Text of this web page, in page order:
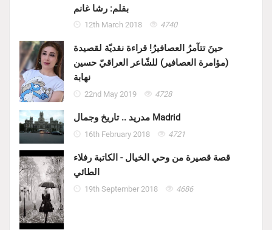
بقلم: رشا غانم
12th March 2018 4740
حينَ تتآمرُ العصافيرُ! قراءة نقديّة لقصيدة
(مؤامرة العصافير) للشّاعر العراقيّ حسين
نهابة
22nd May 2019 4728
مدريد .. تاريخ وجمال Madrid
16th February 2018 4721
قصة قصيرة من وحي الخيال - الكاتبة رفلاء
الطائي
19th September 2018 4686